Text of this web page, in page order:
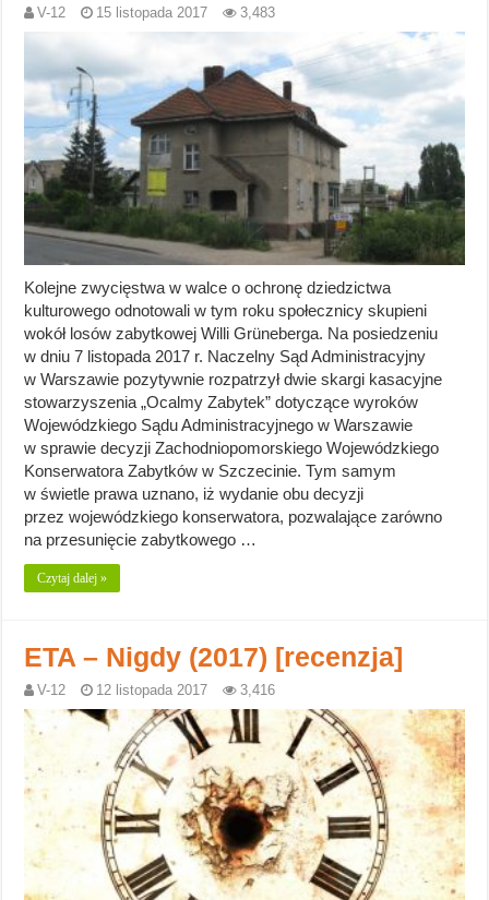
V-12 15 listopada 2017 3,483
Kolejne zwycięstwa w walce o ochronę dziedzictwa
kulturowego odnotowali w tym roku społecznicy skupieni
wokół losów zabytkowej Willi Grüneberga. Na posiedzeniu
w dniu 7 listopada 2017 r. Naczelny Sąd Administracyjny
w Warszawie pozytywnie rozpatrzył dwie skargi kasacyjne
stowarzyszenia „Ocalmy Zabytek” dotyczące wyroków
Wojewódzkiego Sądu Administracyjnego w Warszawie
w sprawie decyzji Zachodniopomorskiego Wojewódzkiego
Konserwatora Zabytków w Szczecinie. Tym samym
w świetle prawa uznano, iż wydanie obu decyzji
przez wojewódzkiego konserwatora, pozwalające zarówno
na przesunięcie zabytkowego …
Czytaj dalej »
ETA – Nigdy (2017) [recenzja]
V-12 12 listopada 2017 3,416